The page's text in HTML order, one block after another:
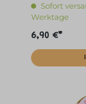
Sofort
Werktage
6,90 €*